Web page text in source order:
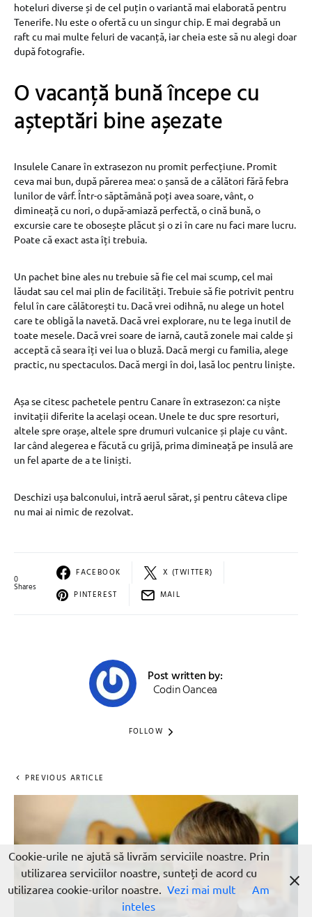
hoteluri diverse și de cel puțin o variantă mai elaborată pentru
Tenerife. Nu este o ofertă cu un singur chip. E mai degrabă un
raft cu mai multe feluri de vacanță, iar cheia este să nu alegi doar
după fotografie.
O vacanță bună începe cu
așteptări bine așezate
Insulele Canare în extrasezon nu promit perfecțiune. Promit
ceva mai bun, după părerea mea: o șansă de a călători fără febra
lunilor de vârf. Într-o săptămână poți avea soare, vânt, o
dimineață cu nori, o după-amiază perfectă, o cină bună, o
excursie care te obosește plăcut și o zi în care nu faci mare lucru.
Poate că exact asta îți trebuia.
Un pachet bine ales nu trebuie să fie cel mai scump, cel mai
lăudat sau cel mai plin de facilități. Trebuie să fie potrivit pentru
felul în care călătorești tu. Dacă vrei odihnă, nu alege un hotel
care te obligă la navetă. Dacă vrei explorare, nu te lega inutil de
toate mesele. Dacă vrei soare de iarnă, caută zonele mai calde și
acceptă că seara îți vei lua o bluză. Dacă mergi cu familia, alege
practic, nu spectaculos. Dacă mergi în doi, lasă loc pentru liniște.
Așa se citesc pachetele pentru Canare în extrasezon: ca niște
invitații diferite la același ocean. Unele te duc spre resorturi,
altele spre orașe, altele spre drumuri vulcanice și plaje cu vânt.
Iar când alegerea e făcută cu grijă, prima dimineață pe insulă are
un fel aparte de a te liniști.
Deschizi ușa balconului, intră aerul sărat, și pentru câteva clipe
nu mai ai nimic de rezolvat.
0
Shares
FACEBOOK
X (TWITTER)
PINTEREST
MAIL
Post written by:
Codin Oancea
FOLLOW
PREVIOUS ARTICLE
Cookie-urile ne ajută să livrăm serviciile noastre. Prin
utilizarea serviciilor noastre, sunteți de acord cu
utilizarea cookie-urilor noastre. Vezi mai mult
Am
inteles